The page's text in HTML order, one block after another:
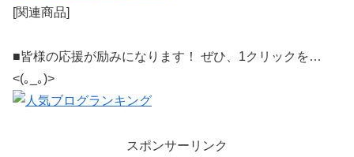
[関連商品]
■皆様の応援が励みになります！ ぜひ、1クリックを…
<(｡_｡)>
スポンサーリンク